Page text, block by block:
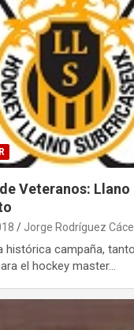
Veteranos: Llano
Jorge Rodríguez
histórica campaña,
el hockey master…